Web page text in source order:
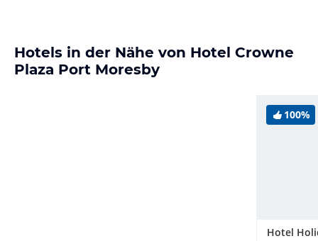
Hotels in der Nähe von Hotel Crowne
Plaza Port Moresby
100%